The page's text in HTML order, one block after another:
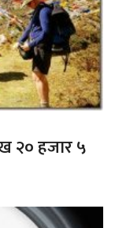
२० हजार ५